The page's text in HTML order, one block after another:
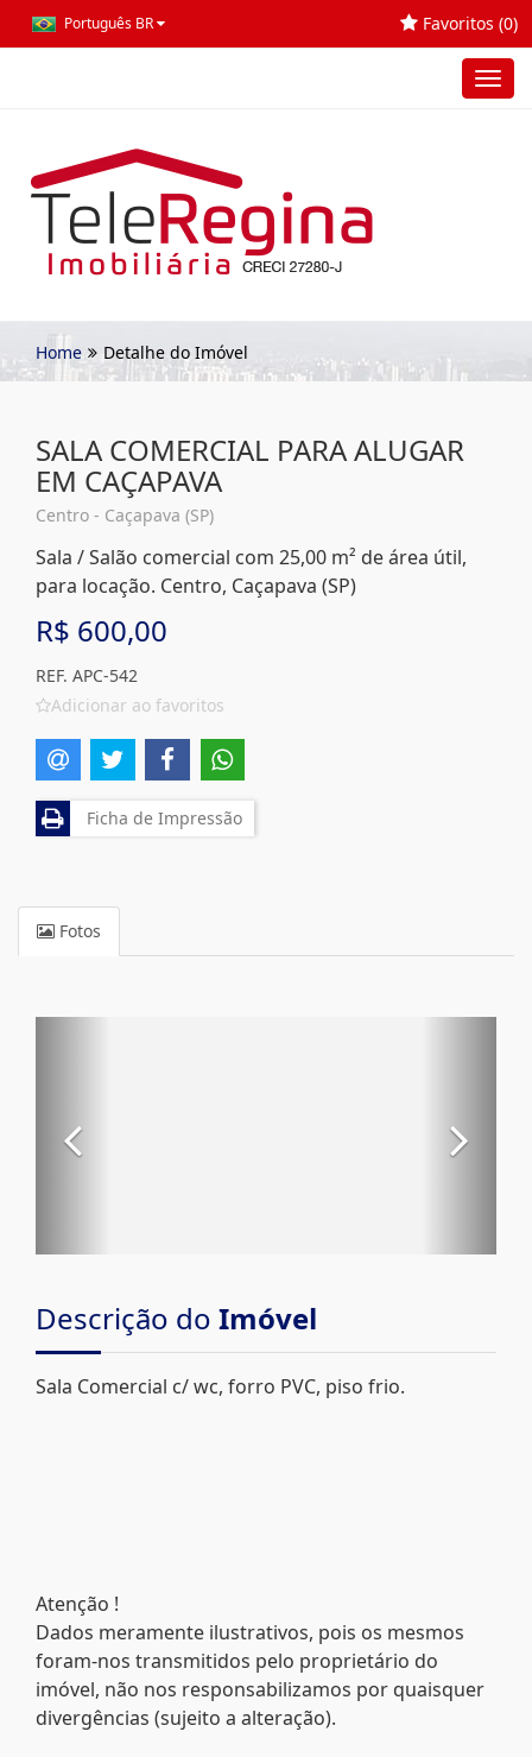
Português BR Favoritos (0)
Home Detalhe do Imóvel
SALA COMERCIAL PARA ALUGAR
EM CAÇAPAVA
Centro - Caçapava (SP)
Sala / Salão comercial com 25,00 m² de área útil,
para locação. Centro, Caçapava (SP)
R$ 600,00
REF. APC-542
Adicionar ao favoritos
Ficha de Impressão
Fotos
Descrição do Imóvel
Sala Comercial c/ wc, forro PVC, piso frio.
Atenção !
Dados meramente ilustrativos, pois os mesmos
foram-nos transmitidos pelo proprietário do
imóvel, não nos responsabilizamos por quaisquer
divergências (sujeito a alteração).